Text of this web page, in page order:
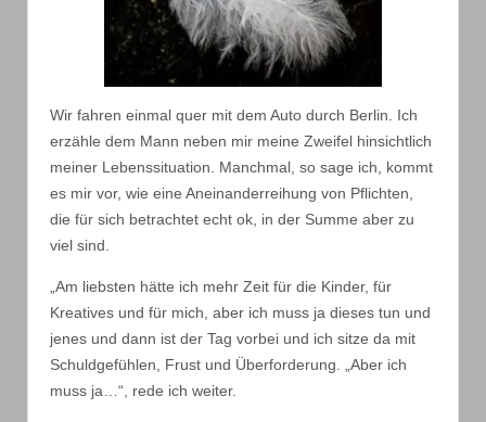
Wir fahren einmal quer mit dem Auto durch Berlin. Ich
erzähle dem Mann neben mir meine Zweifel hinsichtlich
meiner Lebenssituation. Manchmal, so sage ich, kommt
es mir vor, wie eine Aneinanderreihung von Pflichten,
die für sich betrachtet echt ok, in der Summe aber zu
viel sind.
„Am liebsten hätte ich mehr Zeit für die Kinder, für
Kreatives und für mich, aber ich muss ja dieses tun und
jenes und dann ist der Tag vorbei und ich sitze da mit
Schuldgefühlen, Frust und Überforderung. „Aber ich
muss ja…“, rede ich weiter.